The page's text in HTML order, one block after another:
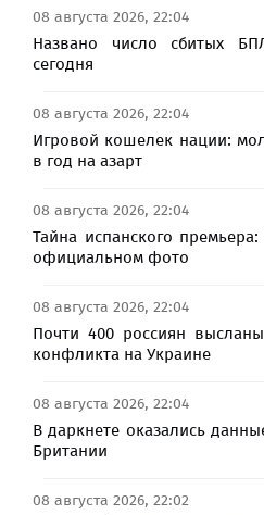
08 августа 2026, 22:04
Названо число сбитых
сегодня
08 августа 2026, 22:04
Игровой кошелек нации:
в год на азарт
08 августа 2026, 22:04
Тайна испанского
официальном фото
08 августа 2026, 22:04
Почти 400 россиян
конфликта на Украине
08 августа 2026, 22:04
В даркнете оказались
Британии
08 августа 2026, 22:02